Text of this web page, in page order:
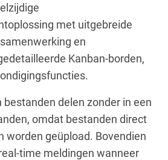
met uitgebreide
en
Kanban-borden,
delen zonder in een
omdat bestanden direct
worden geüpload. Bovendien
time meldingen wanneer